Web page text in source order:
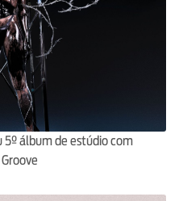
álbum de estúdio com